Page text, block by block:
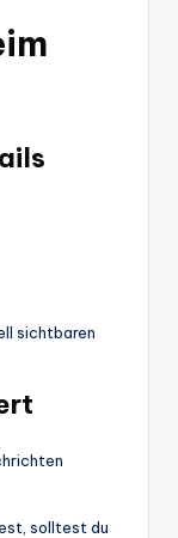
sichtbaren
solltest du